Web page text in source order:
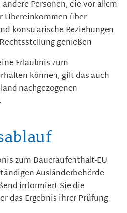
Personen, die vor allem
Übereinkommen über
konsularische Beziehungen
genießen
Erlaubnis zum
können, gilt das auch
nachgezogenen
zum Daueraufenthalt-EU
Ausländerbehörde
informiert Sie die
das Ergebnis ihrer Prüfung.